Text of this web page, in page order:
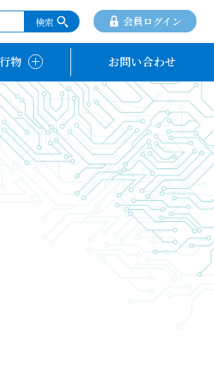
会員ログイン
物 お問い合わせ